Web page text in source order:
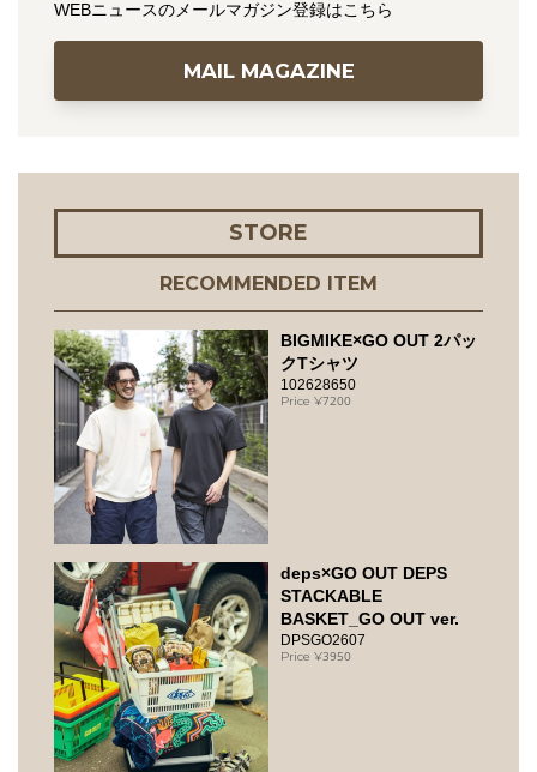
WEBニュースのメールマガジン登録はこちら
MAIL MAGAZINE
STORE
RECOMMENDED ITEM
BIGMIKE×GO OUT 2パッ
クTシャツ
102628650
7200
deps×GO OUT DEPS
STACKABLE
BASKET_GO OUT ver.
DPSGO2607
3950